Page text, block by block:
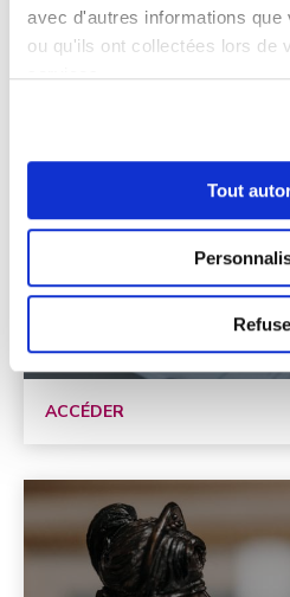
avec d'autres informations que
ou qu'ils ont collectées lors de
services.
Tout
Trouver
ACCÉDER